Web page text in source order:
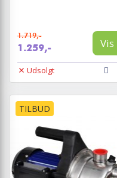
1.719,-
1.259,- Vis
Udsolgt
TILBUD